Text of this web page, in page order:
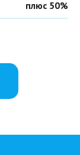
плюс 50%